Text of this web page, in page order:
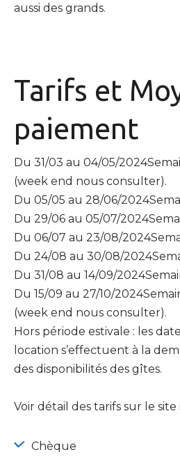
aussi des grands.
Tarifs et
paiement
Du 31/03 au 04/05/
(week end nous consulter).
Du 05/05 au 28/06/
Du 29/06 au 05/07/
Du 06/07 au 23/08/
Du 24/08 au 30/08/
Du 31/08 au 14/09/
Du 15/09 au 27/10/
(week end nous consulter).
Hors période estivale : les
location s’effectuent à la
des disponibilités des gîtes.
Voir détail des tarifs sur le
Chèque